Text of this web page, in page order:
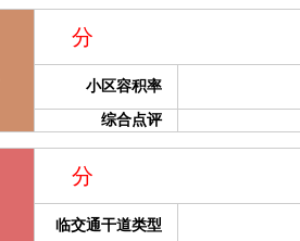
分
小区容积率
综合点评
分
临交通干道类型